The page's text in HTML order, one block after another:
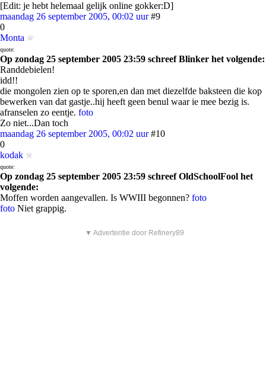
[Edit: je hebt helemaal gelijk online gokker:D]
maandag 26 september 2005, 00:02 uur #9
0
Monta
quote:
Op zondag 25 september 2005 23:59 schreef Blinker het volgende:
Randdebielen!
idd!!
die mongolen zien op te sporen,en dan met diezelfde baksteen die kop
bewerken van dat gastje..hij heeft geen benul waar ie mee bezig is.
afranselen zo eentje. foto
Zo niet...Dan toch
maandag 26 september 2005, 00:02 uur #10
0
kodak
quote:
Op zondag 25 september 2005 23:59 schreef OldSchoolFool het
volgende:
Moffen worden aangevallen. Is WWIII begonnen? foto
foto Niet grappig.
▼ Advertentie door Refinery89